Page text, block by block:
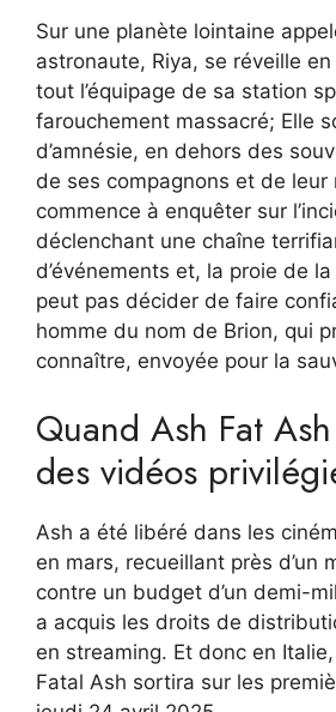
Sur une planète lointaine
astronaute, Riya, se réveille
tout l’équipage de sa station
farouchement massacré; Elle
d’amnésie, en dehors des
de ses compagnons et de leur
commence à enquêter sur
déclenchant une chaîne
d’événements et, la proie de
peut pas décider de faire
homme du nom de Brion, qui
connaître, envoyée pour la
Quand Ash Fat
des vidéos
Ash a été libéré dans les
en mars, recueillant près d’un
contre un budget d’un demi-
a acquis les droits de
en streaming. Et donc en
Fatal Ash sortira sur les